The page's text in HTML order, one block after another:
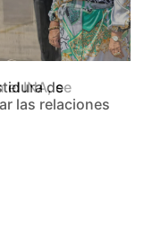
el INA, se